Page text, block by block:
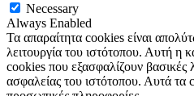
Necessary
Always Enabled
Τα απαραίτητα cookies είναι
λειτουργία του ιστότοπου. Αυτή η
cookies που εξασφαλίζουν βασικές
ασφαλείας του ιστότοπου. Αυτά